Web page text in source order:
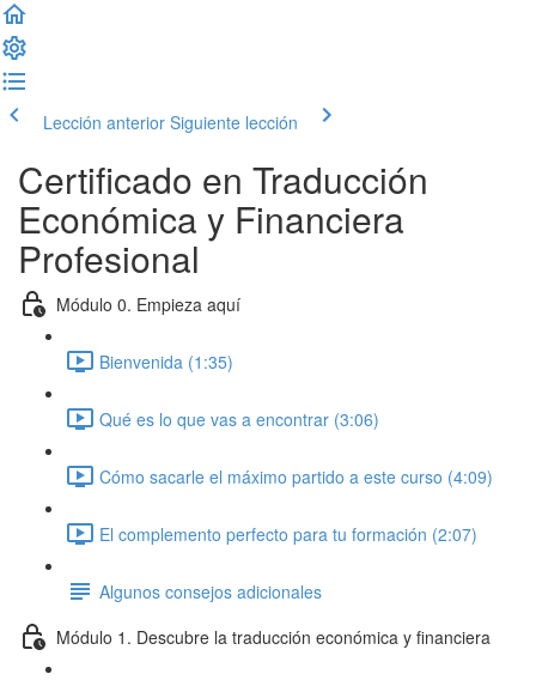
Lección anterior Siguiente lección
Certificado en Traducción
Económica y Financiera
Profesional
Módulo 0. Empieza aquí
Bienvenida (1:35)
Qué es lo que vas a encontrar (3:06)
Cómo sacarle el máximo partido a este curso (4:09)
El complemento perfecto para tu formación (2:07)
Algunos consejos adicionales
Módulo 1. Descubre la traducción económica y financiera